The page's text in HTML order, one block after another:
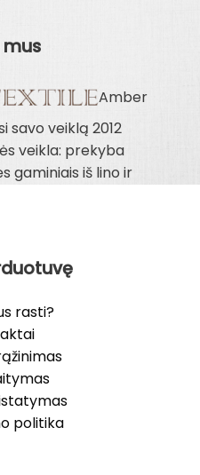
Amber
savo veiklą 2012
veikla: prekyba
gaminiais iš lino ir
rasti?
politika